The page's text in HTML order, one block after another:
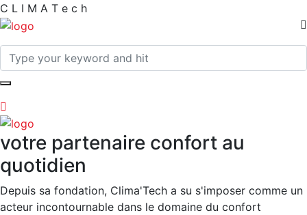
C L I M A T e c h
votre partenaire confort au
quotidien
Depuis sa fondation, Clima'Tech a su s'imposer comme un
acteur incontournable dans le domaine du confort